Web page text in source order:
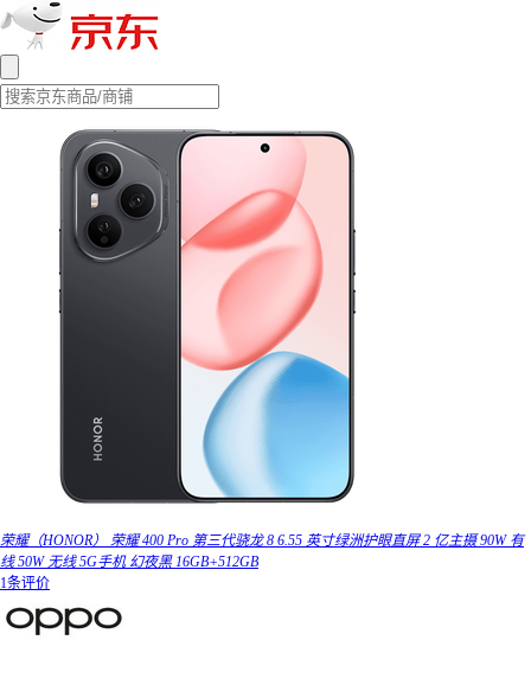
荣耀（HONOR） 荣耀 400 Pro 第三代骁龙 8 6.55 英寸绿洲护眼直屏 2 亿主摄 90W 有
线 50W 无线 5G手机 幻夜黑 16GB+512GB
1条评价